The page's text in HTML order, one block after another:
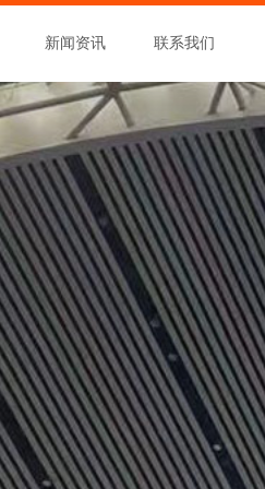
新闻资讯 联系我们